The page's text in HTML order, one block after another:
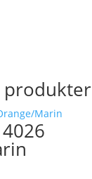
produkter